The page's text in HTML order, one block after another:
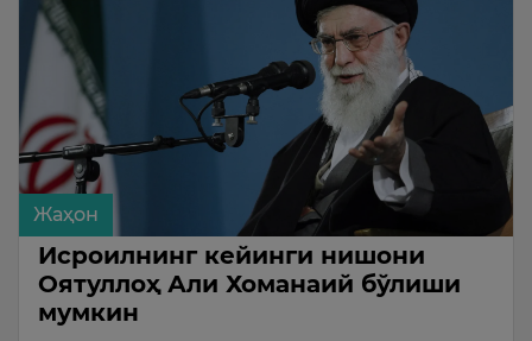
Жаҳон
Исроилнинг кейинги нишони
Оятуллоҳ Али Хоманаий бўлиши
мумкин